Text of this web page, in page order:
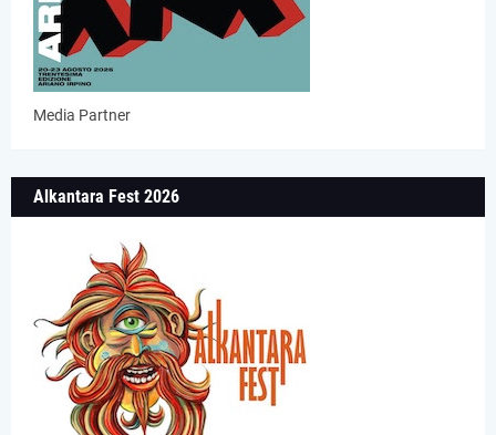
Media Partner
Alkantara Fest 2026